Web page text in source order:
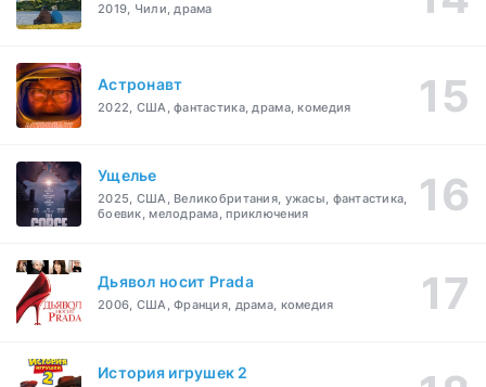
2019, Чили, драма
Астронавт
2022, США, фантастика, драма, комедия
Ущелье
2025, США, Великобритания, ужасы, фантастика,
боевик, мелодрама, приключения
Дьявол носит Prada
2006, США, Франция, драма, комедия
История игрушек 2